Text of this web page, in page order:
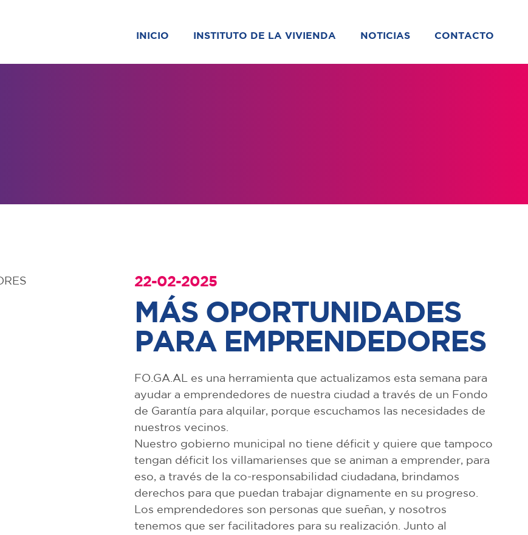
INICIO INSTITUTO DE LA VIVIENDA NOTICIAS CONTACTO
22-02-2025
MÁS OPORTUNIDADES
PARA EMPRENDEDORES
FO.GA.AL es una herramienta que actualizamos esta semana para
ayudar a emprendedores de nuestra ciudad a través de un Fondo
de Garantía para alquilar, porque escuchamos las necesidades de
nuestros vecinos.
Nuestro gobierno municipal no tiene déficit y quiere que tampoco
tengan déficit los villamarienses que se animan a emprender, para
eso, a través de la co-responsabilidad ciudadana, brindamos
derechos para que puedan trabajar dignamente en su progreso.
Los emprendedores son personas que sueñan, y nosotros
tenemos que ser facilitadores para su realización. Junto al